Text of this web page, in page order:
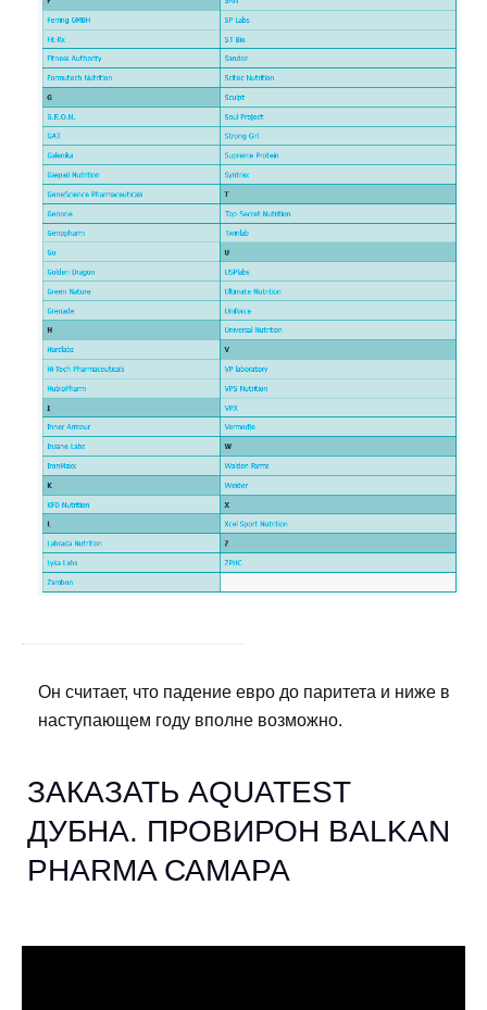
Он считает, что падение евро до паритета и ниже в
наступающем году вполне возможно.
ЗАКАЗАТЬ AQUATEST
ДУБНА. ПРОВИРОН BALKAN
PHARMA САМАРА